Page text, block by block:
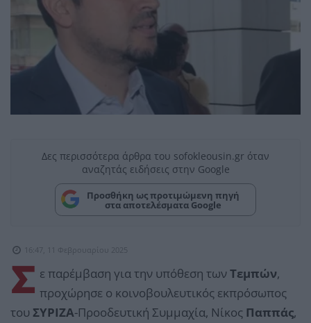
Δες περισσότερα άρθρα του sofokleousin.gr όταν
αναζητάς ειδήσεις στην Google
Προσθήκη ως προτιμώμενη πηγή
στα αποτελέσματα Google
16:47, 11 Φεβρουαρίου 2025
Σ ε παρέμβαση για την υπόθεση τωνΤεμπών,
προχώρησε ο κοινοβουλευτικός εκπρόσωπος
του ΣΥΡΙΖΑ-Προοδευτική Συμμαχία, Νίκος Παππάς,